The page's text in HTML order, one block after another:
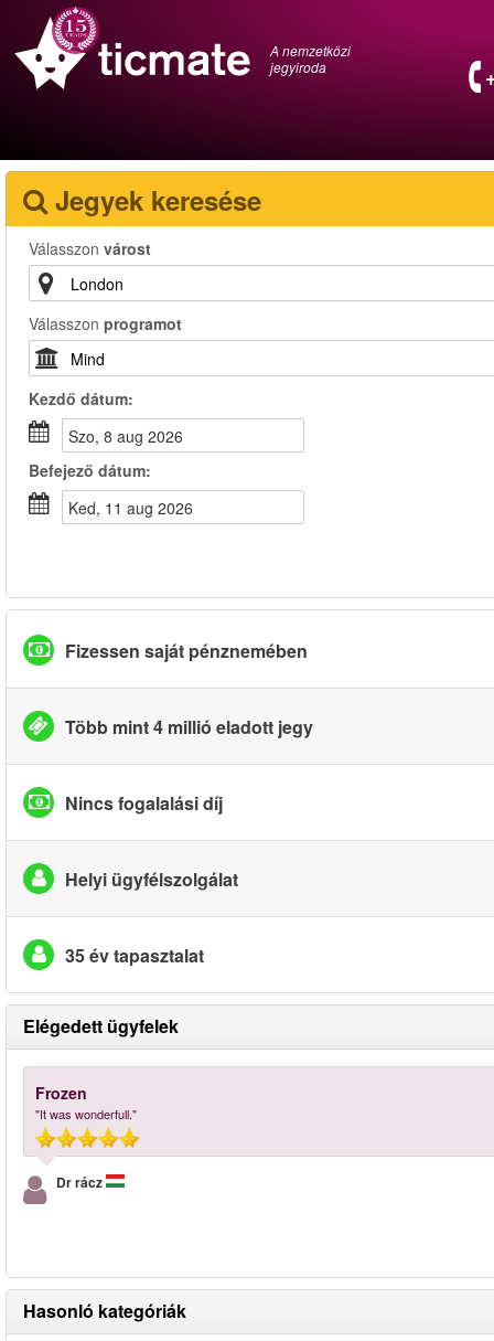
A nemzetközi
jegyiroda
Jegyek keresése
Válasszon várost
Válasszon programot
Kezdő dátum:
szo, 8 aug 2026
Befejező dátum:
ked, 11 aug 2026
Fizessen saját pénznemében
Több mint 4 millió eladott jegy
Nincs fogalalási díj
Helyi ügyfélszolgálat
35 év tapasztalat
Elégedett ügyfelek
Frozen
"It was wonderfull."
Dr rácz
Hasonló kategóriák